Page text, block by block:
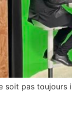
soit pas